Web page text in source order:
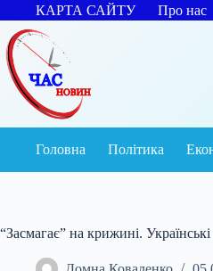
Перейти
до
вмісту
КАРТА САЙТУ Про нас
Головна Політика
“Засмагає” на крижині.